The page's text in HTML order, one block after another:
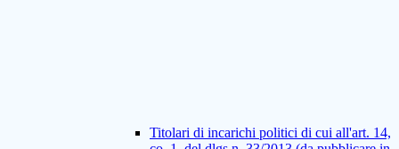
Titolari di incarichi politici di cui all'art. 14,